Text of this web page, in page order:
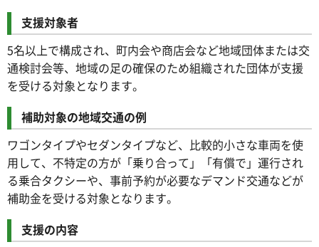
支援対象者
5名以上で構成され、町内会や商店会など地域団体または交
通検討会等、地域の足の確保のため組織された団体が支援
を受ける対象となります。
補助対象の地域交通の例
ワゴンタイプやセダンタイプなど、比較的小さな車両を使
用して、不特定の方が「乗り合って」「有償で」運行され
る乗合タクシーや、事前予約が必要なデマンド交通などが
補助金を受ける対象となります。
支援の内容